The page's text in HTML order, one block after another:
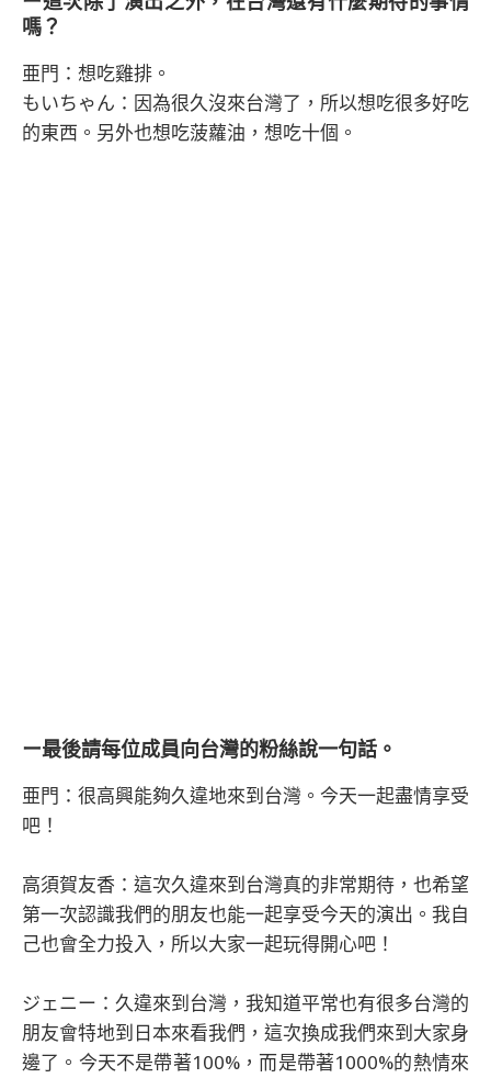
嗎？
亜門：想吃雞排。
もいちゃん：因為很久沒來台灣了，所以想吃很多好吃
的東西。另外也想吃菠蘿油，想吃十個。
ー最後請每位成員向台灣的粉絲說一句話。
亜門：很高興能夠久違地來到台灣。今天一起盡情享受
吧！
高須賀友香：這次久違來到台灣真的非常期待，也希望
第一次認識我們的朋友也能一起享受今天的演出。我自
己也會全力投入，所以大家一起玩得開心吧！
ジェニー：久違來到台灣，我知道平常也有很多台灣的
朋友會特地到日本來看我們，這次換成我們來到大家身
邊了。今天不是帶著100%，而是帶著1000%的熱情來